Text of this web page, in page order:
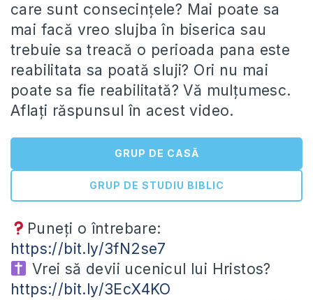
care sunt consecințele? Mai poate sa
mai facă vreo slujba în biserica sau
trebuie sa treacă o perioada pana este
reabilitata sa poată sluji? Ori nu mai
poate sa fie reabilitată? Vă mulțumesc.
Aflați răspunsul în acest video.
GRUP DE CASĂ
GRUP DE STUDIU BIBLIC
Puneți o întrebare:
https://bit.ly/3fN2se7
Vrei să devii ucenicul lui Hristos?
https://bit.ly/3EcX4KO